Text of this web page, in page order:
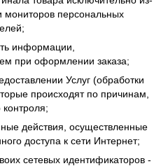
мониторов персональных
информации,
при оформлении заказа;
Услуг (обработки
происходят по причинам,
действия, осуществленные
доступа к сети Интернет;
сетевых идентификаторов -